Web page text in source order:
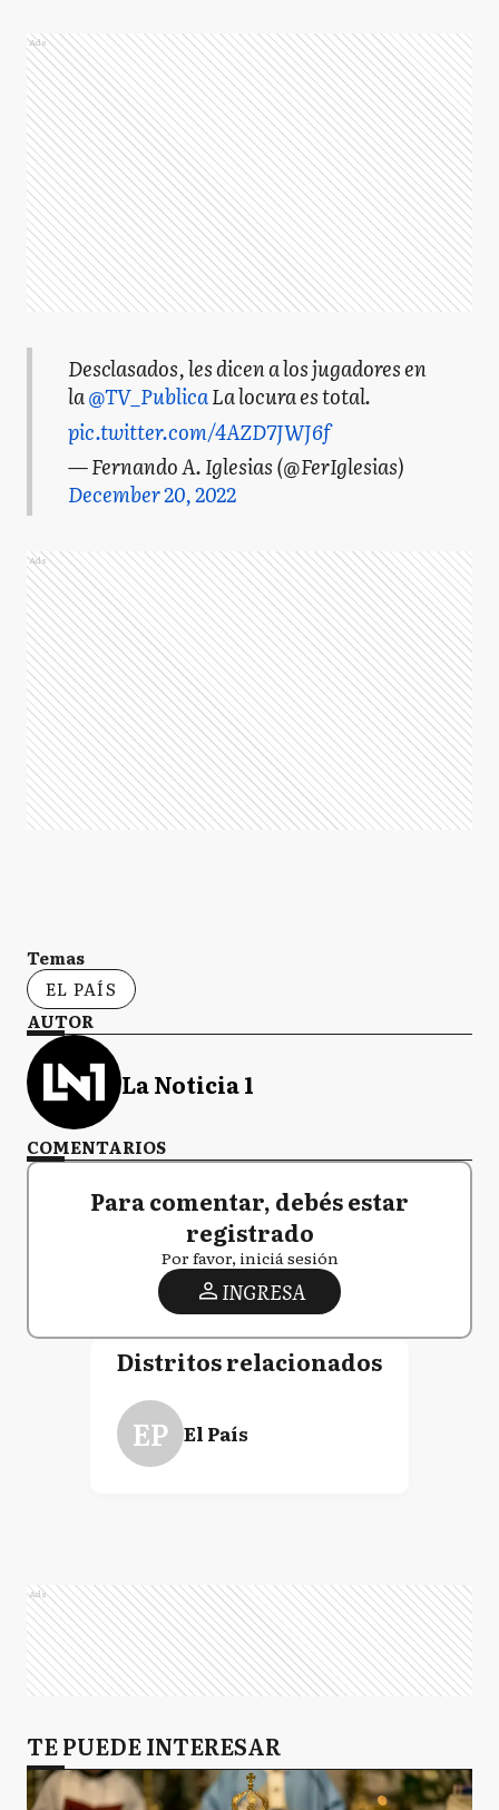
Ads
Desclasados, les dicen a los jugadores en
la@TV_PublicaLa locura es total.
pic.twitter.com/4AZD7JWJ6f
— Fernando A. Iglesias (@FerIglesias)
December 20, 2022
Ads
Temas
EL PAÍS
AUTOR
La Noticia 1
COMENTARIOS
Para comentar, debés estar
registrado
Por favor, iniciá sesión
INGRESA
Distritos relacionados
EP El País
Ads
TE PUEDE INTERESAR